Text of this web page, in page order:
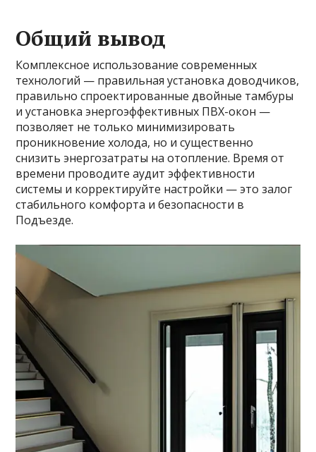
Общий вывод
Комплексное использование современных
технологий — правильная установка доводчиков,
правильно спроектированные двойные тамбуры
и установка энергоэффективных ПВХ-окон —
позволяет не только минимизировать
проникновение холода, но и существенно
снизить энергозатраты на отопление. Время от
времени проводите аудит эффективности
системы и корректируйте настройки — это залог
стабильного комфорта и безопасности в
Подъезде.